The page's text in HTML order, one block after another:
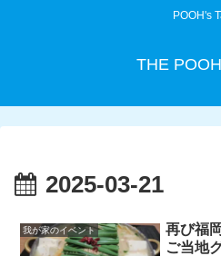
POOH's
THE
2025-03-21
我が家のイベント
再び福
ご当地